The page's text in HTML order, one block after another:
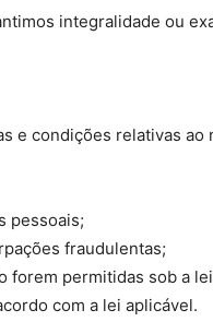
integralidade ou
e condições relativas ao
pessoais;
fraudulentas;
forem permitidas sob a
com a lei aplicável.